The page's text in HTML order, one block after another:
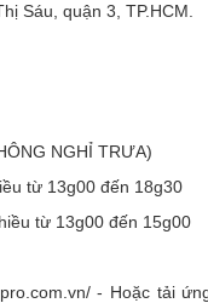
Sáu, quận 3, TP.HCM.
NGHỈ TRƯA)
từ 13g00 đến 18g30
từ 13g00 đến 15g00
- Hoặc tải